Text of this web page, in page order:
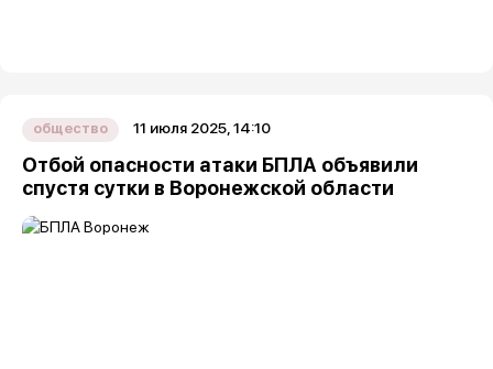
общество 11 июля 2025, 14:10
Отбой опасности атаки БПЛА объявили
спустя сутки в Воронежской области